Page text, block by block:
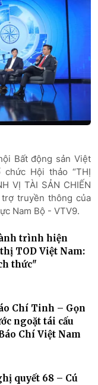
Bất động sản Việt
Hội thảo “THỊ
VỊ TÀI SẢN CHIẾN
trợ truyền thông của
Nam Bộ - VTV9.
trình hiện
TOD Việt Nam:
thức"
Chí Tinh – Gọn
ngoặt tái cấu
Chí Việt Nam
quyết 68 – Cú